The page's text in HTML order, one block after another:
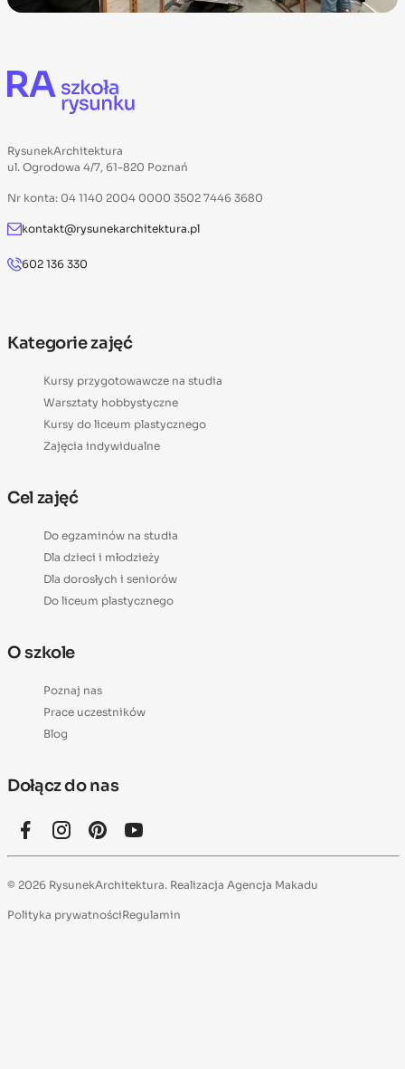
RysunekArchitektura
ul. Ogrodowa 4/7, 61-820 Poznań
Nr konta: 04 1140 2004 0000 3502 7446 3680
kontakt@rysunekarchitektura.pl
602 136 330
Kategorie zajęć
Kursy przygotowawcze na studia
Warsztaty hobbystyczne
Kursy do liceum plastycznego
Zajęcia indywidualne
Cel zajęć
Do egzaminów na studia
Dla dzieci i młodzieży
Dla dorosłych i seniorów
Do liceum plastycznego
O szkole
Poznaj nas
Prace uczestników
Blog
Dołącz do nas
© 2026 RysunekArchitektura. Realizacja Agencja Makadu
Polityka prywatnościRegulamin